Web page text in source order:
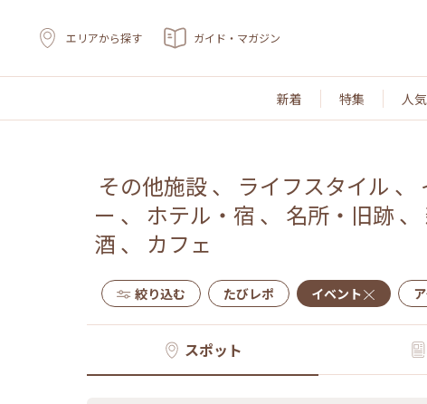
エリアから探す ガイド・マガジン
新着 特集 人気
その他施設、 ライフスタイル 、
ー 、 ホテル・宿 、 名所・旧跡 、
酒 、 カフェ
絞り込む たびレポ イベント
スポット